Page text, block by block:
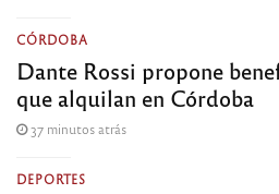
CÓRDOBA
Dante Rossi propone
que alquilan en Córdoba
37 minutos atrás
DEPORTES